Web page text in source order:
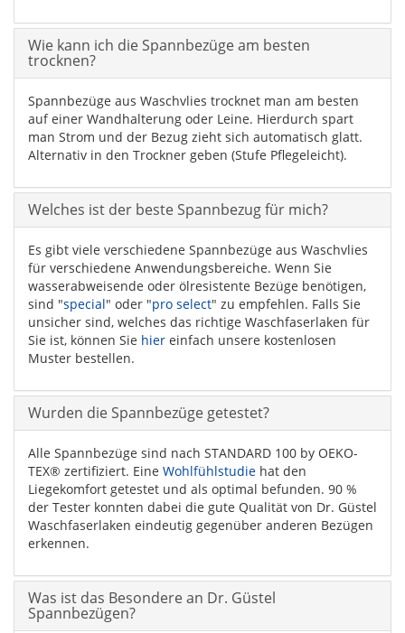
Wie kann ich die Spannbezüge am besten
trocknen?
Spannbezüge aus Waschvlies trocknet man am besten
auf einer Wandhalterung oder Leine. Hierdurch spart
man Strom und der Bezug zieht sich automatisch glatt.
Alternativ in den Trockner geben (Stufe Pflegeleicht).
Welches ist der beste Spannbezug für mich?
Es gibt viele verschiedene Spannbezüge aus Waschvlies
für verschiedene Anwendungsbereiche. Wenn Sie
wasserabweisende oder ölresistente Bezüge benötigen,
sind "special" oder "pro select" zu empfehlen. Falls Sie
unsicher sind, welches das richtige Waschfaserlaken für
Sie ist, können Sie hier einfach unsere kostenlosen
Muster bestellen.
Wurden die Spannbezüge getestet?
Alle Spannbezüge sind nach STANDARD 100 by OEKO-
TEX® zertifiziert. Eine Wohlfühlstudie hat den
Liegekomfort getestet und als optimal befunden. 90 %
der Tester konnten dabei die gute Qualität von Dr. Güstel
Waschfaserlaken eindeutig gegenüber anderen Bezügen
erkennen.
Was ist das Besondere an Dr. Güstel
Spannbezügen?